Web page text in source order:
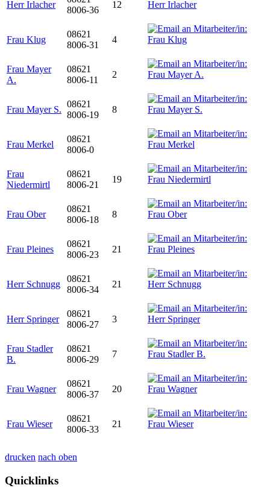
Herr Irlacher
8006-36
12
Frau Klug
08621
8006-31
4
Frau Mayer
A.
08621
8006-11
2
Frau Mayer S.
08621
8006-19
8
Frau Merkel
08621
8006-0
Frau
Niedermirtl
08621
8006-21
19
Frau Ober
08621
8006-18
8
Frau Pleines
08621
8006-23
21
Herr Schnugg
08621
8006-34
21
Herr Springer
08621
8006-27
3
Frau Stadler
B.
08621
8006-29
7
Frau Wagner
08621
8006-37
20
Frau Wieser
08621
8006-33
21
drucken nach oben
Quicklinks